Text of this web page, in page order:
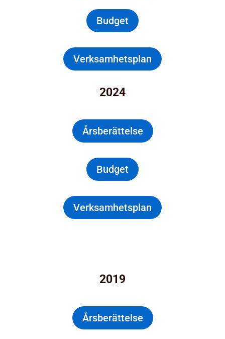
Budget
Verksamhetsplan
2024
Årsberättelse
Budget
Verksamhetsplan
2019
Årsberättelse